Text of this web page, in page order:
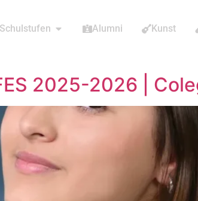
Schulstufen Alumni Kunst
2025-2026 |